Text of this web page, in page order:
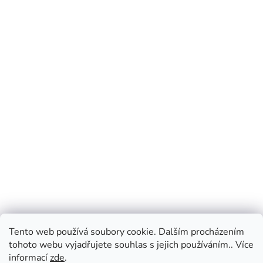
Tento web používá soubory cookie. Dalším procházením
tohoto webu vyjadřujete souhlas s jejich používáním.. Více
informacízde.